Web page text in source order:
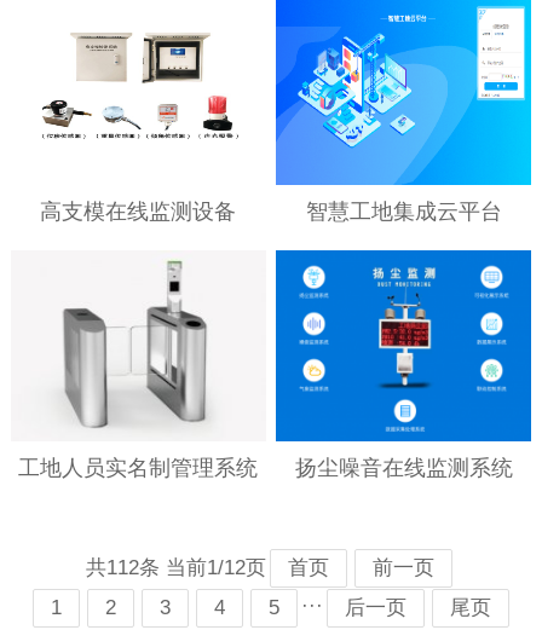
高支模在线监测设备 智慧工地集成云平台
工地人员实名制管理系统 扬尘噪音在线监测系统
共112条 当前1/12页 首页
前一页
1
2 3 4 5 ··· 后一页 尾页